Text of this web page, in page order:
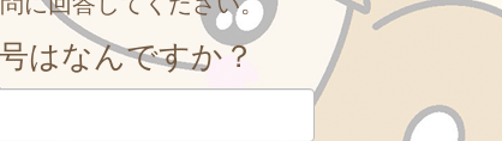
はなんですか？